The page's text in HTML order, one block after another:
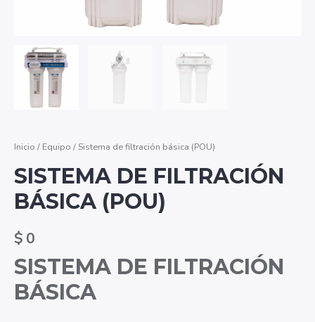
Inicio / Equipo / Sistema de filtración básica (POU)
SISTEMA DE FILTRACIÓN
BÁSICA (POU)
$ 0
SISTEMA DE FILTRACIÓN
BÁSICA